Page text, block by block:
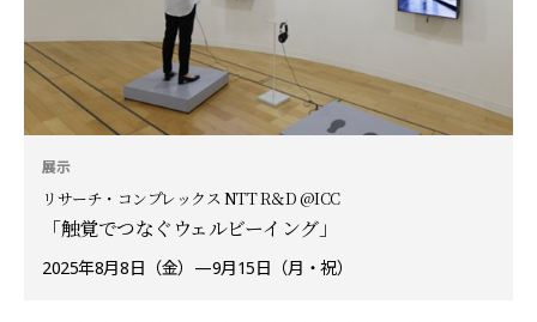
展示
リサーチ・コンプレックス NTT R＆D @ICC
「触覚でつなぐウェルビーイング」
2025年8月8日（金）—9月15日（月・祝）